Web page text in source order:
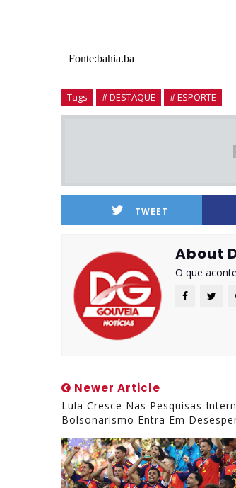
Fonte:bahia.ba
Tags # DESTAQUE # ESPORTE
TWEET
About
O que
Newer Article
Lula Cresce Nas Pesquisas
Bolsonarismo Entra Em